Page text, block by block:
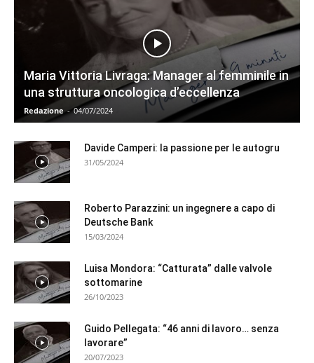
Maria Vittoria Livraga: Manager al femminile in
una struttura oncologica d’eccellenza
Redazione - 04/07/2024
Davide Camperi: la passione per le autogru
31/05/2024
Roberto Parazzini: un ingegnere a capo di
Deutsche Bank
15/03/2024
Luisa Mondora: “Catturata” dalle valvole
sottomarine
26/10/2023
Guido Pellegata: “46 anni di lavoro… senza
lavorare”
20/07/2023